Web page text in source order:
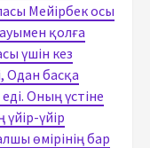
Мейірбек осы
қолға
үшін кез
Одан басқа
Оның үстіне
үйір-үйір
өмірінің бар